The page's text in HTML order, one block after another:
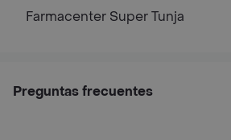
Farmacenter SuperTunja
Preguntas frecuentes